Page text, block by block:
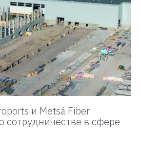
и Metsä Fiber
сотрудничестве в сфере